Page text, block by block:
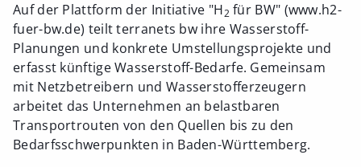
Auf der Plattform der Initiative "H2 für BW" (www.h2-
fuer-bw.de) teilt terranets bw ihre Wasserstoff-
Planungen und konkrete Umstellungsprojekte und
erfasst künftige Wasserstoff-Bedarfe. Gemeinsam
mit Netzbetreibern und Wasserstofferzeugern
arbeitet das Unternehmen an belastbaren
Transportrouten von den Quellen bis zu den
Bedarfsschwerpunkten in Baden-Württemberg.